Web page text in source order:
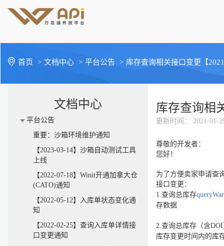
首页 > 文档中心 > 平台公告 > 库存查询相关接口变更【
文档中心
平台公告
重要：沙箱环境维护通知
【2023-03-14】沙箱自动测试工具
上线
【2022-07-18】Winit开通加拿大仓
(CATO)通知
【2022-05-12】入库单状态变化通
知
【2022-02-25】查询入库单详情接
口变更通知
库存查询相
更新时间 ： 2021-01-
尊敬的开发者：
您好！
为了方便卖家申请查
接口变更：
1.查询总库存
存数据
2.查询总库存（含
库存变更时间内的库